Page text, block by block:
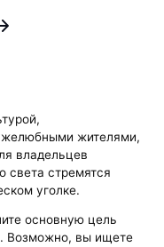
жителями,
владельцев
света стремятся
уголке.
основную цель
Возможно, вы ищете